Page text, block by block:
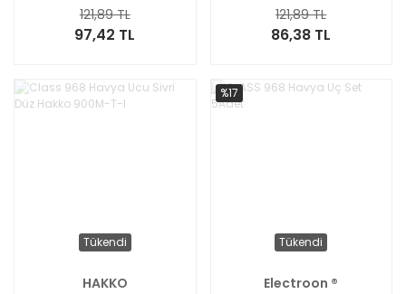
97,42 TL
121,89 TL
86,38 TL
121,89 TL
Tükendi
HAKKO
%17
Tükendi
Electroon ®